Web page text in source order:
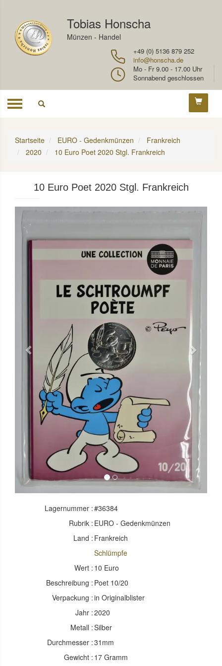
Tobias Honscha
Münzen - Handel
+49 (0) 5136 879 252
info@honscha.de
Mo - Fr 9.00 - 17.00 Uhr
Sonnabend geschlossen
Toggle
Startseite EURO - Gedenkmünzen
Frankreich
2020
10 Euro Poet 2020 Stgl. Frankreich
10 Euro Poet 2020 Stgl. Frankreich
Previous Next
Lagernummer :#36384
Rubrik : EURO - Gedenkmünzen
Land : Frankreich
Schlümpfe
Wert : 10 Euro
Beschreibung : Poet 10/20
Verpackung :in Originalblister
Jahr :2020
Metall :Silber
Durchmesser :31mm
Gewicht : 17 Gramm